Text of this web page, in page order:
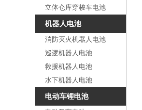
立体仓库穿梭车电池
机器人电池
消防灭火机器人电池
巡逻机器人电池
救援机器人电池
水下机器人电池
电动车锂电池